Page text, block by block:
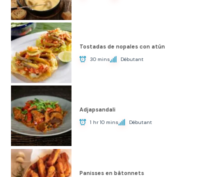
Tostadas de nopales con atún
30 mins Débutant
Adjapsandali
1 hr 10 mins Débutant
Panisses en bâtonnets